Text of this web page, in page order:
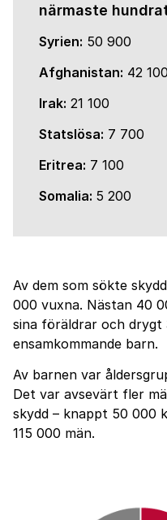
närmaste
Syrien: 50 900
Afghanistan: 42 100
Irak: 21 100
Statslösa: 7 700
Eritrea: 7 100
Somalia: 5 200
Av dem som sökte
000 vuxna. Nästan 40
sina föräldrar och drygt
ensamkommande barn.
Av barnen var
Det var avsevärt fler
skydd – knappt 50 000
115 000 män.